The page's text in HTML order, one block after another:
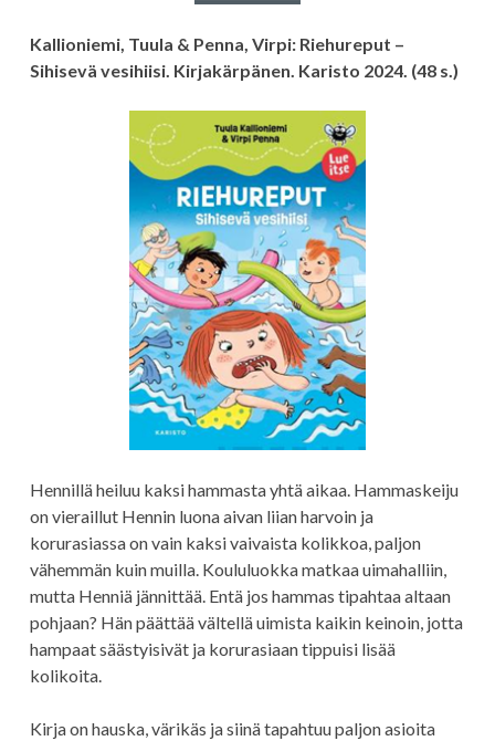
Kallioniemi, Tuula & Penna, Virpi: Riehureput –
Sihisevä vesihiisi. Kirjakärpänen. Karisto 2024. (48 s.)
Hennillä heiluu kaksi hammasta yhtä aikaa. Hammaskeiju
on vieraillut Hennin luona aivan liian harvoin ja
korurasiassa on vain kaksi vaivaista kolikkoa, paljon
vähemmän kuin muilla. Koululuokka matkaa uimahalliin,
mutta Henniä jännittää. Entä jos hammas tipahtaa altaan
pohjaan? Hän päättää vältellä uimista kaikin keinoin, jotta
hampaat säästyisivät ja korurasiaan tippuisi lisää
kolikoita.
Kirja on hauska, värikäs ja siinä tapahtuu paljon asioita